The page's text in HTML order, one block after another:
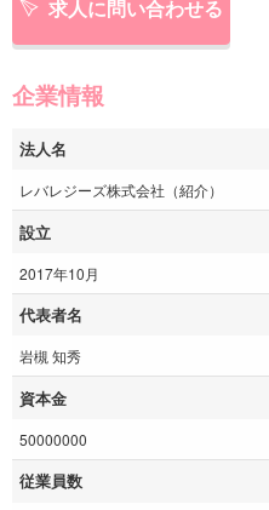
求人に問い合わせる
企業情報
法人名
レバレジーズ株式会社（紹介）
設立
2017年10月
代表者名
岩槻 知秀
資本金
50000000
従業員数